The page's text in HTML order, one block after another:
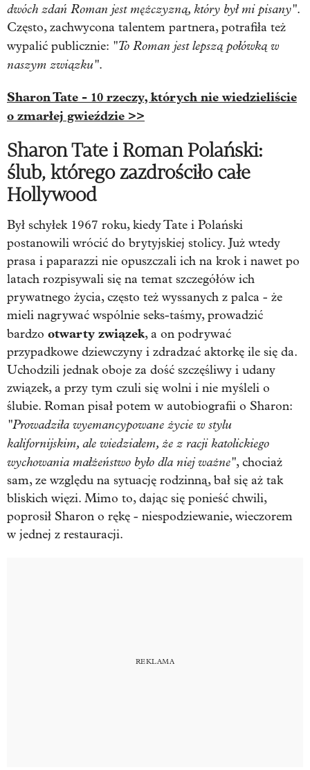
dwóch zdań Roman jest mężczyzną, który był mi pisany".
Często, zachwycona talentem partnera, potrafiła też
wypalić publicznie: "To Roman jest lepszą połówką w
naszym związku".
Sharon Tate - 10 rzeczy, których nie wiedzieliście
o zmarłej gwieździe >>
Sharon Tate i Roman Polański:
ślub, którego zazdrościło całe
Hollywood
Był schyłek 1967 roku, kiedy Tate i Polański
postanowili wrócić do brytyjskiej stolicy. Już wtedy
prasa i paparazzi nie opuszczali ich na krok i nawet po
latach rozpisywali się na temat szczegółów ich
prywatnego życia, często też wyssanych z palca - że
mieli nagrywać wspólnie seks-taśmy, prowadzić
bardzo otwarty związek, a on podrywać
przypadkowe dziewczyny i zdradzać aktorkę ile się da.
Uchodzili jednak oboje za dość szczęśliwy i udany
związek, a przy tym czuli się wolni i nie myśleli o
ślubie. Roman pisał potem w autobiografii o Sharon:
"Prowadziła wyemancypowane życie w stylu
kalifornijskim, ale wiedziałem, że z racji katolickiego
wychowania małżeństwo było dla niej ważne", chociaż
sam, ze względu na sytuację rodzinną, bał się aż tak
bliskich więzi. Mimo to, dając się ponieść chwili,
poprosił Sharon o rękę - niespodziewanie, wieczorem
w jednej z restauracji.